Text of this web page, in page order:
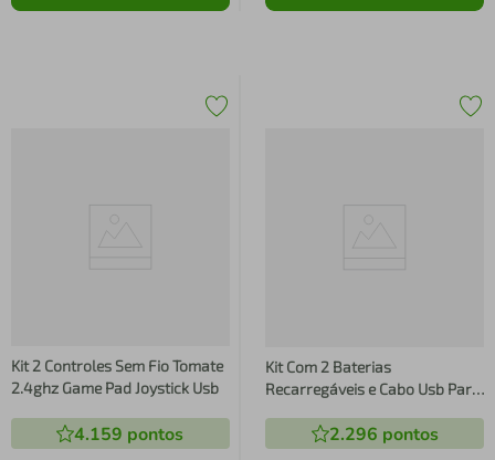
Kit 2 Controles Sem Fio Tomate
2.4ghz Game Pad Joystick Usb
4.159 pontos
Kit Com 2 Baterias
Recarregáveis e Cabo Usb Para
2.296 pontos